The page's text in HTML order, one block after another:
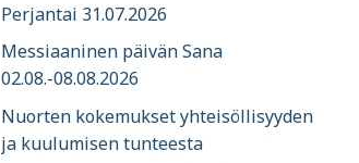
Perjantai 31.07.2026
Messiaaninen päivän Sana
02.08.-08.08.2026
Nuorten kokemukset yhteisöllisyyden
ja kuulumisen tunteesta